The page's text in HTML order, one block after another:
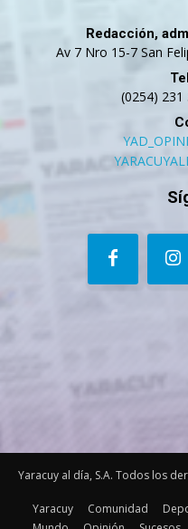
Redacción,
Av 7 Nro 15-7 San
(0254) 231
Yaracuy al día, S.A. Todos los
Yaracuy Comunidad